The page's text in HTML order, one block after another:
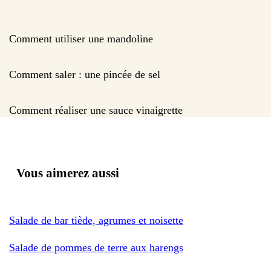
Comment utiliser une mandoline
Comment saler : une pincée de sel
Comment réaliser une sauce vinaigrette
Vous aimerez aussi
Salade de bar tiède, agrumes et noisette
Salade de pommes de terre aux harengs